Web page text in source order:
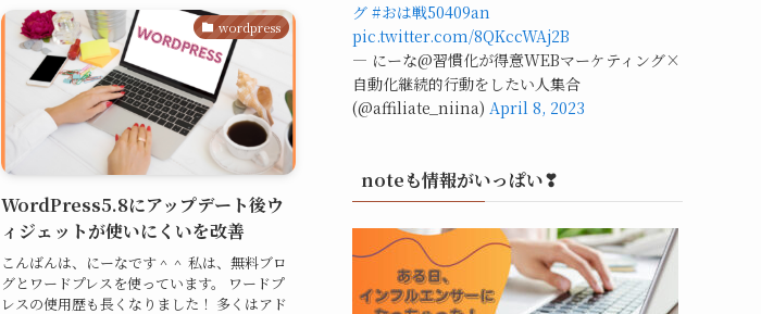
wordpress
WordPress5.8にアップデート後ウ
ィジェットが使いにくいを改善
こんばんは、にーなです＾＾ 私は、無料ブロ
グとワードプレスを使っています。 ワードプ
レスの使用歴も長くなりました！ 多くはアド
グ #おは戦50409an
pic.twitter.com/8QKccWAj2B
— にーな@習慣化が得意WEBマーケティング×
自動化継続的行動をしたい人集合
(@affiliate_niina) April 8, 2023
noteも情報がいっぱい❣